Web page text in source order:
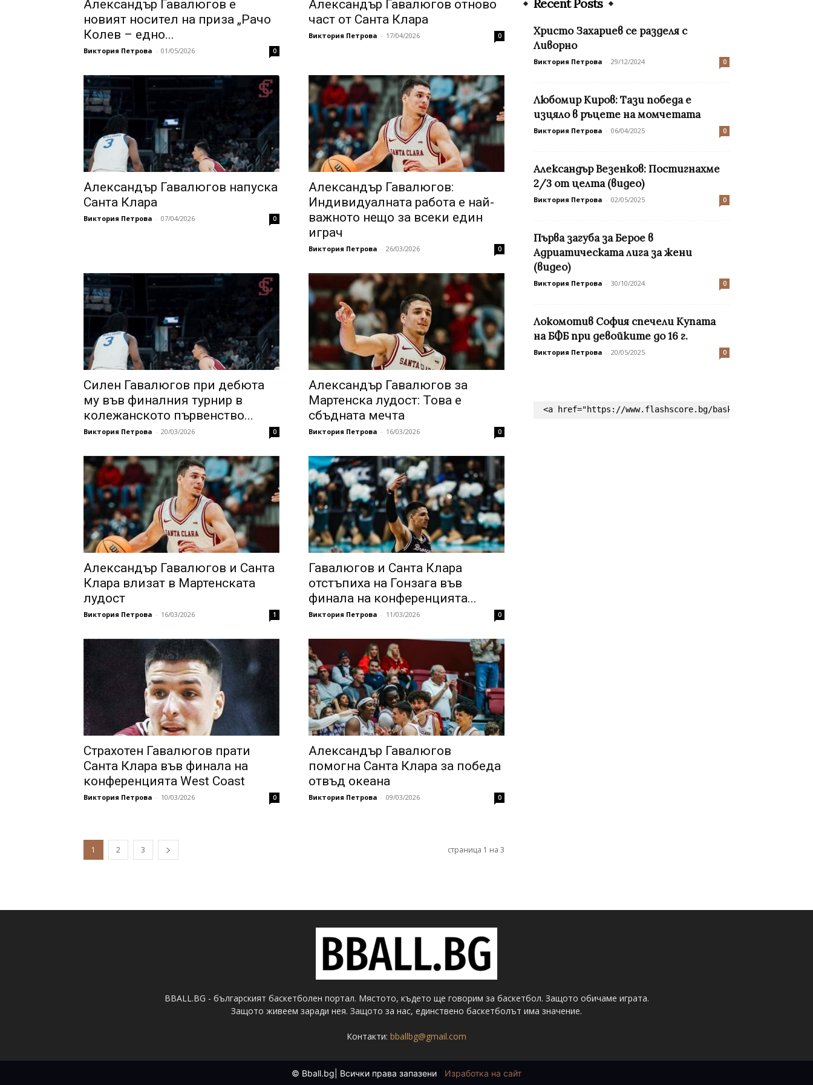
Александър Гавалюгов е
новият носител на приза „Рачо
Колев – едно...
Виктория Петрова - 01/05/2026 0
Александър Гавалюгов отново
част от Санта Клара
Виктория Петрова - 17/04/2026 0
Александър Гавалюгов напуска
Санта Клара
Виктория Петрова - 07/04/2026 0
Александър Гавалюгов:
Индивидуалната работа е най-
важното нещо за всеки един
играч
Виктория Петрова - 26/03/2026 0
Силен Гавалюгов при дебюта
му във финалния турнир в
колежанското първенство...
Виктория Петрова - 20/03/2026 0
Александър Гавалюгов за
Мартенска лудост: Това е
сбъдната мечта
Виктория Петрова - 16/03/2026 0
Александър Гавалюгов и Санта
Клара влизат в Мартенската
лудост
Виктория Петрова - 16/03/2026 1
Гавалюгов и Санта Клара
отстъпиха на Гонзага във
финала на конференцията...
Виктория Петрова - 11/03/2026 0
Страхотен Гавалюгов прати
Санта Клара във финала на
конференцията West Coast
Виктория Петрова - 10/03/2026 0
Александър Гавалюгов
помогна Санта Клара за победа
отвъд океана
Виктория Петрова - 09/03/2026 0
1 2 3 страница 1 на 3
Recent Posts
Христо Захариев се разделя с
Ливорно
Виктория Петрова - 29/12/2024 0
Любомир Киров: Тази победа е
изцяло в ръцете на момчетата
Виктория Петрова - 06/04/2025 0
Aлександър Везенков: Постигнахме
2/3 от целта (видео)
Виктория Петрова - 02/05/2025 0
Първа загуба за Берое в
Адриатическата лига за жени
(видео)
Виктория Петрова - 30/10/2024 0
Локомотив София спечели Купата
на БФБ при девойките до 16 г.
Виктория Петрова - 20/05/2025 0
<a href="https://www.flashscore.bg/basketball/"
BBALL.BG - българският баскетболен портал. Мястото, където ще говорим за баскетбол. Защото обичаме играта.
Защото живеем заради нея. Защото за нас, единствено баскетболът има значение.
Контакти: bballbg@gmail.com
© Bball.bg| Всички права запазени Изработка на сайт